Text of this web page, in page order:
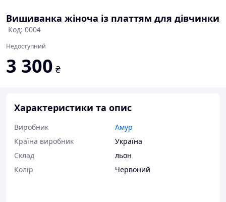
Вишиванка жіноча із платтям для дівчинки
Код: 0004
Недоступний
3 300 ₴
Характеристики та опис
Виробник
Амур
Країна виробник
Україна
Склад
льон
Колір
Червоний